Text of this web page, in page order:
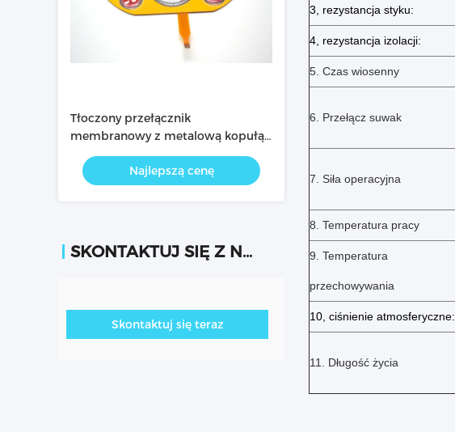
Tłoczony przełącznik
membranowy z metalową kopułą
FPC do elektronicznego
odtwarzacza wideo
Najlepszą cenę
SKONTAKTUJ SIĘ Z NAMI
Skontaktuj się teraz
3, rezystancja styku:
4, rezystancja izolacji:
5. Czas wiosenny
6. Przełącz suwak
7. Siła operacyjna
8. Temperatura pracy
9. Temperatura
przechowywania
10, ciśnienie atmosferyczne:
11. Długość życia